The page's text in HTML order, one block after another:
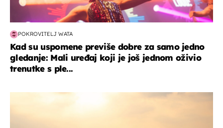
POKROVITELJ WATA
Kad su uspomene previše dobre za samo jedno
gledanje: Mali uređaj koji je još jednom oživio
trenutke s ple...